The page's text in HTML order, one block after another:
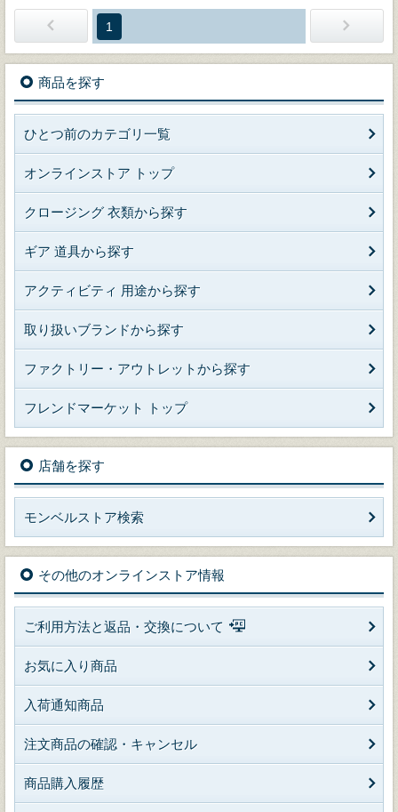
1
商品を探す
ひとつ前のカテゴリ一覧
オンラインストア トップ
クロージング 衣類から探す
ギア 道具から探す
アクティビティ 用途から探す
取り扱いブランドから探す
ファクトリー・アウトレットから探す
フレンドマーケット トップ
店舗を探す
モンベルストア検索
その他のオンラインストア情報
ご利用方法と返品・交換について
お気に入り商品
入荷通知商品
注文商品の確認・キャンセル
商品購入履歴